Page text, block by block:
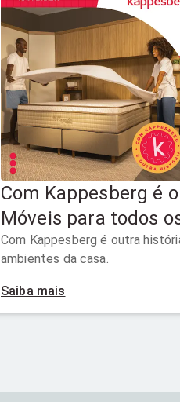
Com Kappesberg é
Móveis para todos
casa.
Com Kappesberg é outra história! ❤️ Móveis para
ambientes da casa.
Saiba mais